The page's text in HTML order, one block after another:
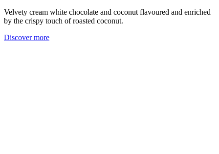
Velvety cream white chocolate and coconut flavoured and enriched
by the crispy touch of roasted coconut.
Discover more